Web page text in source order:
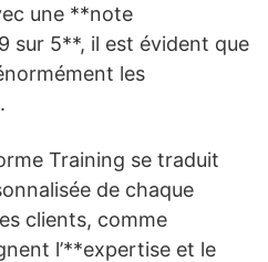
une **note
sur 5**, il est évident que
les
Training se traduit
de chaque
clients, comme
l’**expertise et le